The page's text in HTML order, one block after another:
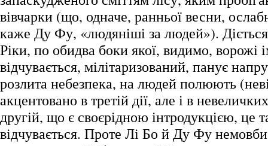
вівчарки (що, одначе, ранньої весни,
каже Ду Фу, «людяніші за людей»).
Ріки, по обидва боки якої, видимо, ворожі
відчувається, мілітаризований, панує
розлита небезпека, на людей полюють
акцентовано в третій дії, але і в
другій, що є своєрідною інтродукцією, це
відчувається. Проте Лі Бо й Ду Фу немовби